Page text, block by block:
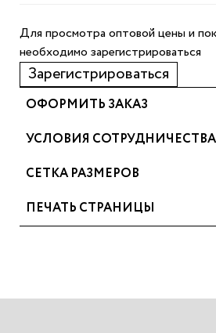
Для просмотра оптовой цены и
необходимо зарегистрироваться
Зарегистрироваться
ОФОРМИТЬ ЗАКАЗ
УСЛОВИЯ СОТРУДНИЧЕСТВА
СЕТКА РАЗМЕРОВ
ПЕЧАТЬ СТРАНИЦЫ